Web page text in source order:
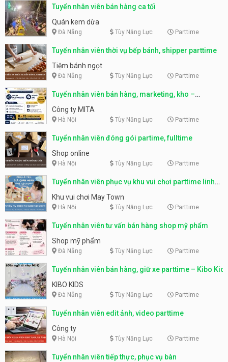
Tuyển nhân viên bán hàng ca tối
Quán kem dừa
Đà Nẵng Tùy Năng Lực Parttime
Tuyển nhân viên thời vụ bếp bánh, shipper parttime
Tiệm bánh ngọt
Đà Nẵng Tùy Năng Lực Parttime
Tuyển nhân viên bán hàng, marketing, kho –
parttime, fulltime
Công ty MITA
Hà Nội Tùy Năng Lực Parttime
Tuyển nhân viên đóng gói partime, fulltime
Shop online
Hà Nội Tùy Năng Lực Parttime
Tuyển nhân viên phục vụ khu vui chơi parttime linh
động
Khu vui chơi May Town
Hà Nội Tùy Năng Lực Parttime
Tuyển nhân viên tư vấn bán hàng shop mỹ phẩm
Shop mỹ phẩm
Đà Nẵng Tùy Năng Lực Parttime
Tuyển nhân viên bán hàng, giữ xe parttime – Kibo Kid
KIBO KIDS
Đà Nẵng Tùy Năng Lực Parttime
Tuyển nhân viên edit ảnh, video parttime
Công ty
Hà Nội Tùy Năng Lực Parttime
Tuyển nhân viên tiếp thực, phục vụ bàn